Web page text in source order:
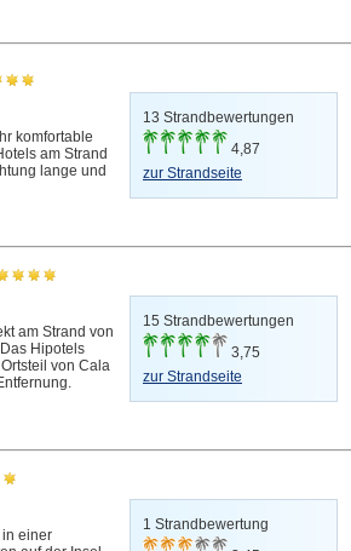
komfortable
am Strand
lange und
13 Strandbewertungen
4,87
zur Strandseite
am Strand von
Hipotels
von Cala
15 Strandbewertungen
3,75
zur Strandseite
in einer
1 Strandbewertung